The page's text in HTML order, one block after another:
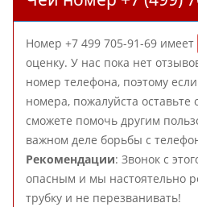
Номер +7 499 705-91-69 имеет
оценку. У нас пока нет
номер телефона, поэтому
номера, пожалуйста
сможете помочь другим
важном деле борьбы с
Рекомендации: Звонок с
опасным и мы настоятельно
трубку и не перезванивать!